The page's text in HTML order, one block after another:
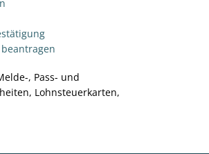
, Pass- und
Lohnsteuerkarten,